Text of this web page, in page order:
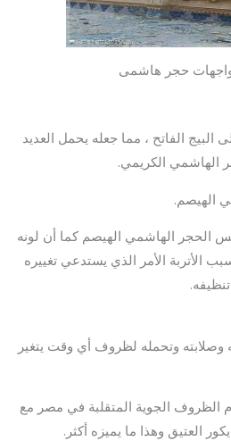
حجر هاشمى
ألوان حجر هاشمى 80 إلى البيج الفاتح ، مما جعله يحمل العديد
الهاشمي الكريمي.
الهيصم.
الحجر الهاشمي الهيصم كما أن لونه
الأتربة الأمر الذي يستدعي تغييره
وتحمله لظروف أي وقت يتغير
الظروف الجوية المتقلبة في مصر مع
العتيق وهذا ما يميزه أكثر.